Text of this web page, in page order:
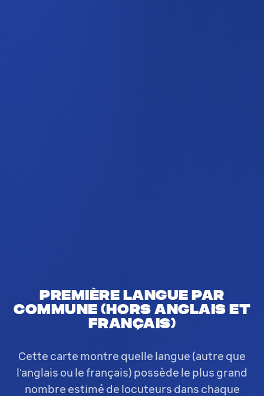
Première langue par
commune (hors anglais et
français)
Cette carte montre quelle langue (autre que
l'anglais ou le français) possède le plus grand
nombre estimé de locuteurs dans chaque